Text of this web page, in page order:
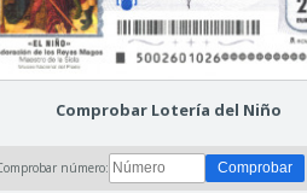
Comprobar Lotería del Niño
número: